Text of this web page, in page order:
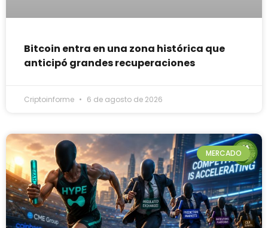
Bitcoin entra en una zona histórica que
anticipó grandes recuperaciones
Criptoinforme 6 de agosto de 2026
MERCADO